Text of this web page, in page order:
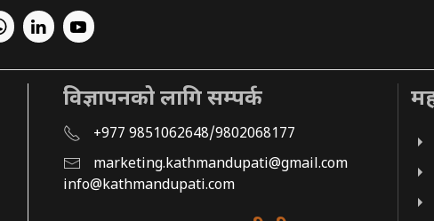
विज्ञापनको लागि सम्पर्क
+977 9851062648/9802068177
marketing.kathmandupati@gmail.com
info@kathmandupati.com